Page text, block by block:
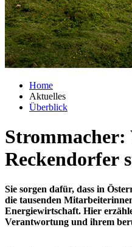
Home
Aktuelles
Überblick
Strommacher:
Reckendorfer
Sie sorgen dafür, dass in
die tausenden
Energiewirtschaft. Hier
Verantwortung und ihrem